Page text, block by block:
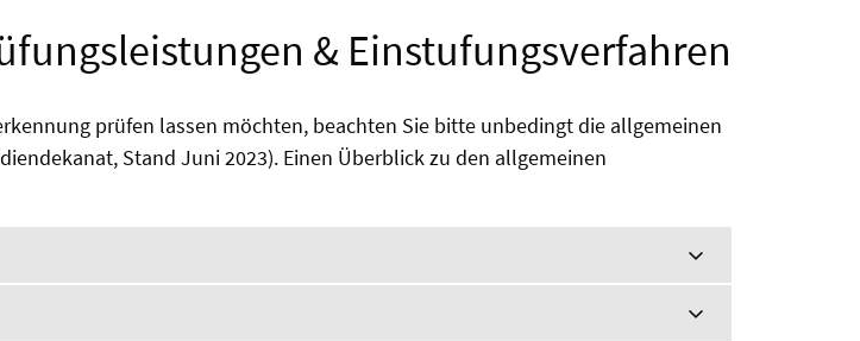
& Einstufungsverfahren
prüfen lassen möchten, beachten Sie bitte unbedingt die allgemeinen
Stand Juni 2023). Einen Überblick zu den allgemeinen